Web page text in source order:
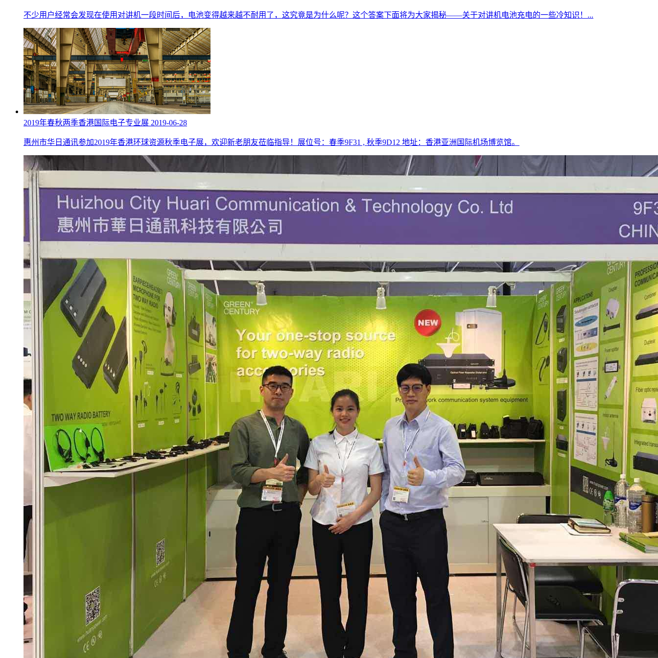
不少用户经常会发现在使用对讲机一段时间后，电池变得越来越不耐用了，这究竟是为什么呢？这个答案下面将为大家揭秘——关于对讲机电池充电的一些冷知识！...
2019年春秋两季香港国际电子专业展 2019-06-28
惠州市华日通讯参加2019年香港环球资源秋季电子展，欢迎新老朋友莅临指导！展位号：春季9F31 , 秋季9D12 地址：香港亚洲国际机场博览馆。